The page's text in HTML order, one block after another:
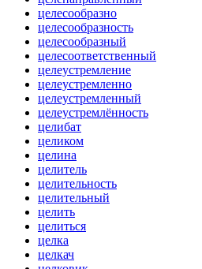
целесообразно
целесообразность
целесообразный
целесоответственный
целеустремление
целеустремленно
целеустремленный
целеустремлённость
целибат
целиком
целина
целитель
целительность
целительный
целить
целиться
целка
целкач